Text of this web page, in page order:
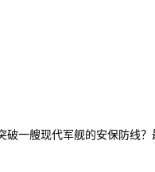
一艘现代军舰的安保防线